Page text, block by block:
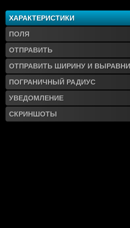
ХАРАКТЕРИСТИКИ
ПОЛЯ
ОТПРАВИТЬ
ОТПРАВИТЬ ШИРИНУ И
ПОГРАНИЧНЫЙ РАДИУС
УВЕДОМЛЕНИЕ
СКРИНШОТЫ
will
love